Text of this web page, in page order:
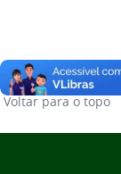
Voltar para o topo